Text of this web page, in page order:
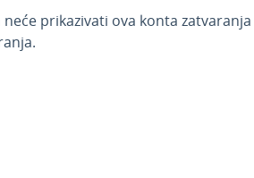
prikazivati ova konta